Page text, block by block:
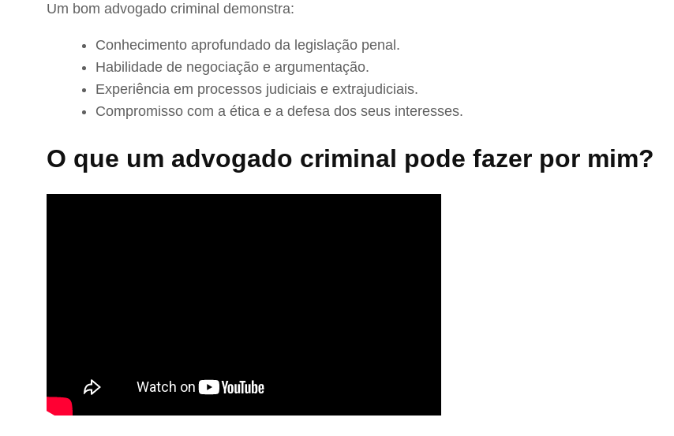
Um bom advogado criminal demonstra:
Conhecimento aprofundado da legislação penal.
Habilidade de negociação e argumentação.
Experiência em processos judiciais e extrajudiciais.
Compromisso com a ética e a defesa dos seus interesses.
O que um advogado criminal pode fazer por mim?